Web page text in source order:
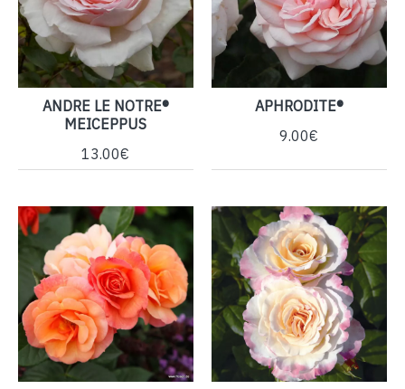
ANDRE LE NOTRE®
MEICEPPUS
13.00€
APHRODITE®
9.00€